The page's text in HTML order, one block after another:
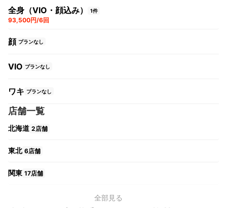
全身（VIO・顔込み） 1件
93,500円/6回
顔 プランなし
VIO プランなし
ワキ プランなし
店舗一覧
北海道 2店舗
東北 6店舗
関東 17店舗
全部見る